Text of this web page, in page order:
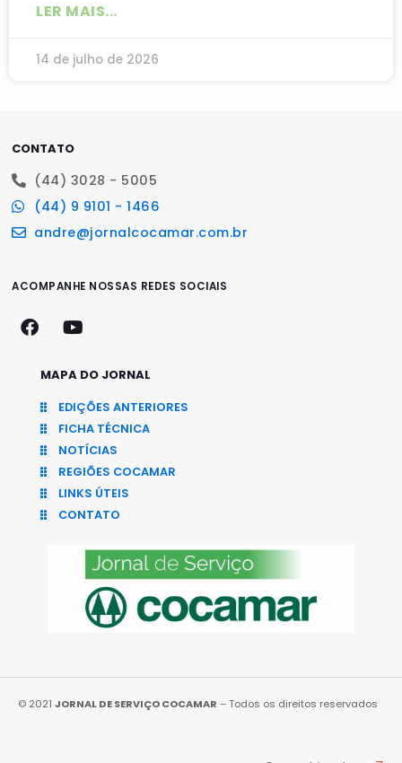
LER MAIS...
14 de julho de 2026
CONTATO
(44) 3028 - 5005
(44) 9 9101 - 1466
andre@jornalcocamar.com.br
ACOMPANHE NOSSAS REDES SOCIAIS
MAPA DO JORNAL
EDIÇÕES ANTERIORES
FICHA TÉCNICA
NOTÍCIAS
REGIÕES COCAMAR
LINKS ÚTEIS
CONTATO
© 2021 JORNAL DE SERVIÇO COCAMAR – Todos os direitos reservados